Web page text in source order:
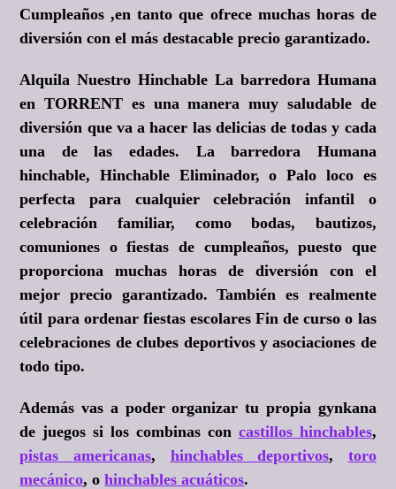
Cumpleaños ,en tanto que ofrece muchas horas de
diversión con el más destacable precio garantizado.
Alquila Nuestro Hinchable La barredora Humana
en TORRENT es una manera muy saludable de
diversión que va a hacer las delicias de todas y cada
una de las edades. La barredora Humana
hinchable, Hinchable Eliminador, o Palo loco es
perfecta para cualquier celebración infantil o
celebración familiar, como bodas, bautizos,
comuniones o fiestas de cumpleaños, puesto que
proporciona muchas horas de diversión con el
mejor precio garantizado. También es realmente
útil para ordenar fiestas escolares Fin de curso o las
celebraciones de clubes deportivos y asociaciones de
todo tipo.
Además vas a poder organizar tu propia gynkana
de juegos si los combinas con castillos hinchables,
pistas americanas, hinchables deportivos, toro
mecánico, ohinchables acuáticos.